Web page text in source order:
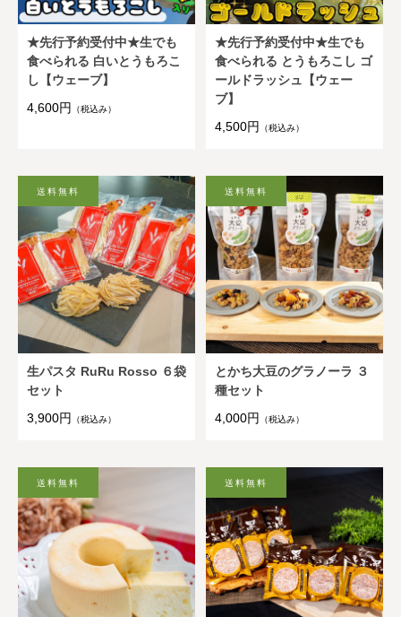
★先行予約受付中★生でも
食べられる 白いとうもろこ
し【ウェーブ】
4,600円
（税込み）
★先行予約受付中★生でも
食べられる とうもろこし ゴ
ールドラッシュ【ウェー
ブ】
4,500円
（税込み）
生パスタ RuRu Rosso ６袋
セット
3,900円
（税込み）
とかち大豆のグラノーラ ３
種セット
4,000円
（税込み）